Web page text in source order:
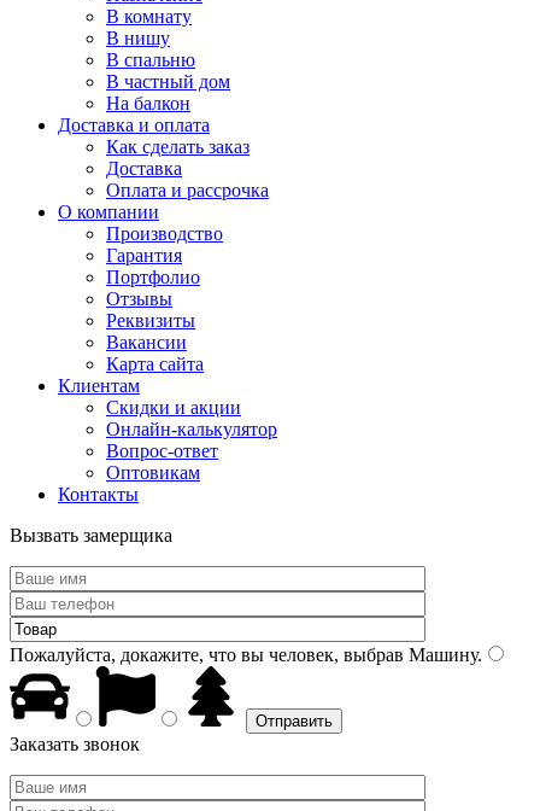
В комнату
В нишу
В спальню
В частный дом
На балкон
Доставка и оплата
Как сделать заказ
Доставка
Оплата и рассрочка
О компании
Производство
Гарантия
Портфолио
Отзывы
Реквизиты
Вакансии
Карта сайта
Клиентам
Скидки и акции
Онлайн-калькулятор
Вопрос-ответ
Оптовикам
Контакты
Вызвать замерщика
Пожалуйста, докажите, что вы человек, выбрав Машину.
Заказать звонок